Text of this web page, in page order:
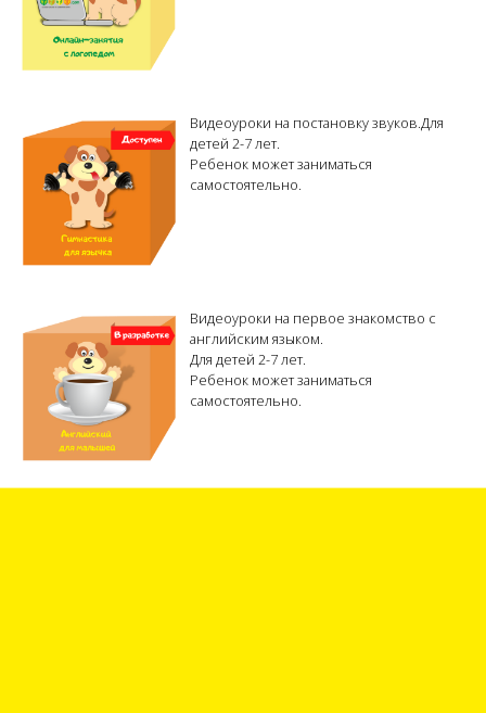
Видеоуроки на постановку звуков.Для
детей 2-7 лет.
Ребенок может заниматься
самостоятельно.
Видеоуроки на первое знакомство с
английским языком.
Для детей 2-7 лет.
Ребенок может заниматься
самостоятельно.